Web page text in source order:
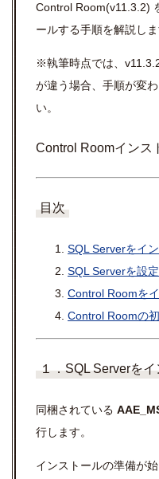
Control Room(v11.3.2)
ールする手順を解説しま
※執筆時点では、
が違う場合、手順が変
い。
Control Roomインス
目次
SQL Serverをイ
SQL Serverを設
Control Roomを
Control Roomの
１．SQL Serverを
同梱されている
行します。
インストールの準備が